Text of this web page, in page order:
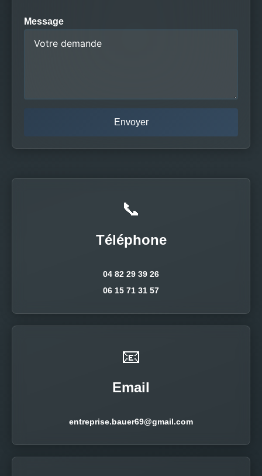
Message
📞
Téléphone
04 82 29 39 26
06 15 71 31 57
📧
Email
entreprise.bauer69@gmail.com